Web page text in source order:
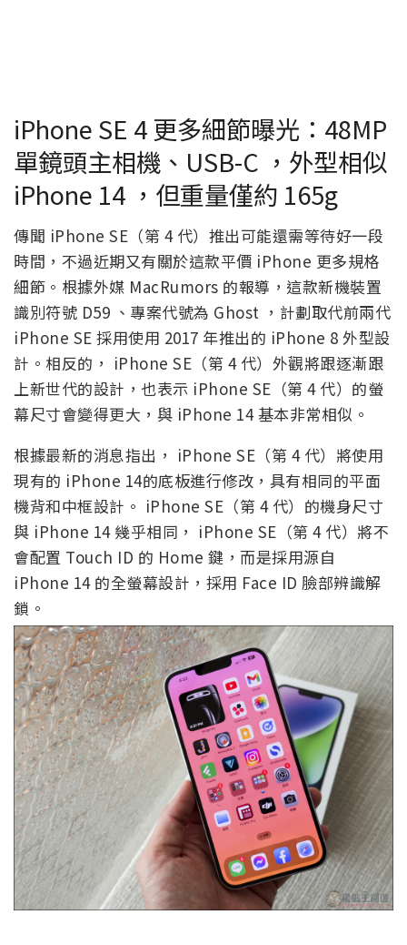
iPhone SE 4 更多細節曝光：48MP
單鏡頭主相機、USB-C ，外型相似
iPhone 14 ，但重量僅約 165g
傳聞 iPhone SE（第 4 代）推出可能還需等待好一段
時間，不過近期又有關於這款平價 iPhone 更多規格
細節。根據外媒 MacRumors 的報導，這款新機裝置
識別符號 D59 、專案代號為 Ghost ，計劃取代前兩代
iPhone SE 採用使用 2017 年推出的 iPhone 8 外型設
計。相反的， iPhone SE（第 4 代）外觀將跟逐漸跟
上新世代的設計，也表示 iPhone SE（第 4 代）的螢
幕尺寸會變得更大，與 iPhone 14 基本非常相似。
根據最新的消息指出， iPhone SE（第 4 代）將使用
現有的 iPhone 14的底板進行修改，具有相同的平面
機背和中框設計。 iPhone SE（第 4 代）的機身尺寸
與 iPhone 14 幾乎相同， iPhone SE（第 4 代）將不
會配置 Touch ID 的 Home 鍵，而是採用源自
iPhone 14 的全螢幕設計，採用 Face ID 臉部辨識解
鎖。